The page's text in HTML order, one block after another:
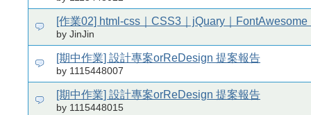
[作業02] html-css｜CSS3｜jQuary｜FontAwesome
by JinJin
[期中作業] 設計專案orReDesign 提案報告
by 1115448007
[期中作業] 設計專案orReDesign 提案報告
by 1115448015